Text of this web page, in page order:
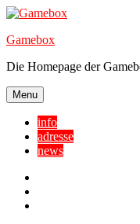
Skip
content
Gamebox
Die Homepage der
Menu
info
adresse
news